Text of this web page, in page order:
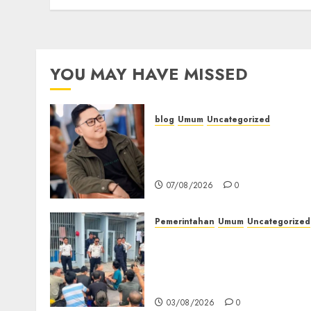
YOU MAY HAVE MISSED
blog Umum Uncategorized
07/08/2026 0
Pemerintahan Umum Uncategorized
03/08/2026 0